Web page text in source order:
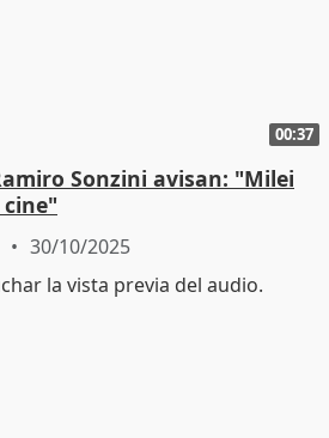
00:37
Sonzini avisan: "Milei
30/10/2025